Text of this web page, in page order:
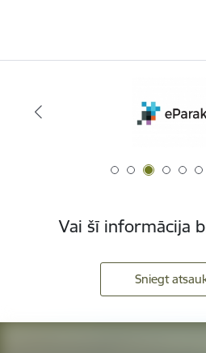
Vai šī informācija
Sniegt